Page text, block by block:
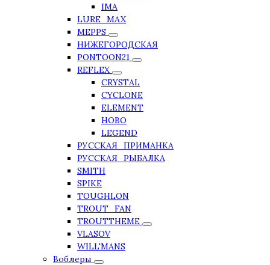
IMA
LURE_MAX
MEPPS
НИЖЕГОРОДСКАЯ
PONTOON21
REFLEX
CRYSTAL
CYCLONE
ELEMENT
HOBO
LEGEND
РУССКАЯ_ПРИМАНКА
РУССКАЯ_РЫБАЛКА
SMITH
SPIKE
TOUGHLON
TROUT_FAN
TROUTTHEME
VLASOV
WILL'MANS
Воблеры